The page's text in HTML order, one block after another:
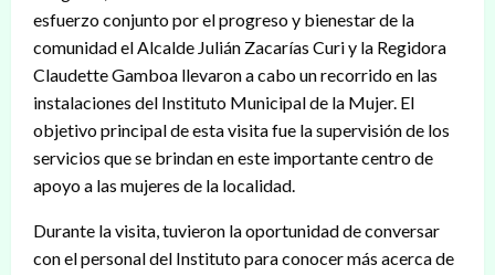
esfuerzo conjunto por el progreso y bienestar de la
comunidad el Alcalde Julián Zacarías Curi y la Regidora
Claudette Gamboa llevaron a cabo un recorrido en las
instalaciones del Instituto Municipal de la Mujer. El
objetivo principal de esta visita fue la supervisión de los
servicios que se brindan en este importante centro de
apoyo a las mujeres de la localidad.
Durante la visita, tuvieron la oportunidad de conversar
con el personal del Instituto para conocer más acerca de